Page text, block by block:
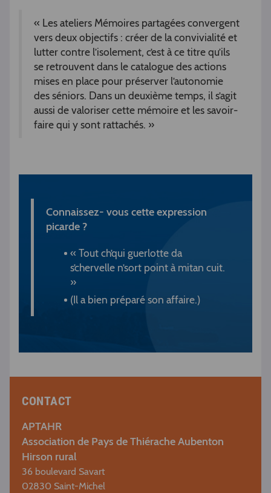
« Les ateliers Mémoires partagées convergent
vers deux objectifs : créer de la convivialité et
lutter contre l’isolement, c’est à ce titre qu’ils
se retrouvent dans le catalogue des actions
mises en place pour préserver l’autonomie
des séniors. Dans un deuxième temps, il s’agit
aussi de valoriser cette mémoire et les savoir-
faire qui y sont rattachés. »
Connaissez- vous cette expression
picarde ?
« Tout ch’qui guerlotte da
s’chervelle n’sort point à mitan cuit.
»
(Il a bien préparé son affaire.)
CONTACT
APTAHR
Association de Pays de Thiérache Aubenton
Hirson rural
36 boulevard Savart
02830 Saint-Michel